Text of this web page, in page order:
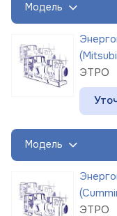
Модель
ЭТРО
Модель
ЭТРО